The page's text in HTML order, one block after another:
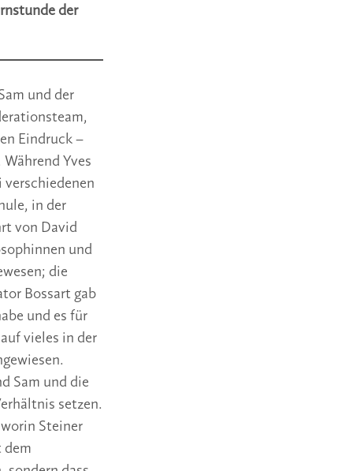
der
und der
Eindruck –
Yves
in der
von David
und
die
Bossart gab
und es für
vieles in der
Sam und die
setzen.
Steiner
dem